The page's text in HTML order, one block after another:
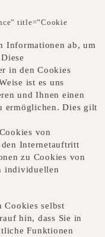
title=”Cookie
Informationen ab, um
in den Cookies
ist es uns
und Ihnen einen
ermöglichen. Dies gilt
von
Internetauftritt
zu Cookies von
individuellen
Cookies selbst
hin, dass Sie in
Funktionen